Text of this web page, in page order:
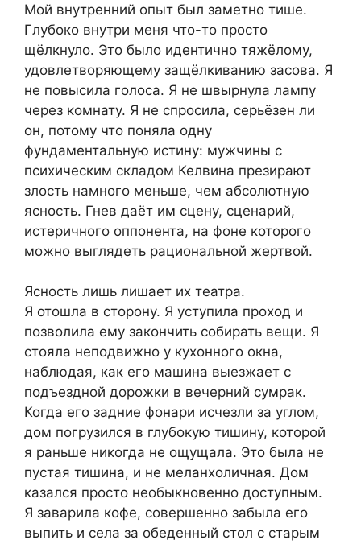
Мой внутренний опыт был заметно тише.
Глубоко внутри меня что-то просто
щёлкнуло. Это было идентично тяжёлому,
удовлетворяющему защёлкиванию засова. Я
не повысила голоса. Я не швырнула лампу
через комнату. Я не спросила, серьёзен ли
он, потому что поняла одну
фундаментальную истину: мужчины с
психическим складом Келвина презирают
злость намного меньше, чем абсолютную
ясность. Гнев даёт им сцену, сценарий,
истеричного оппонента, на фоне которого
можно выглядеть рациональной жертвой.
Ясность лишь лишает их театра.
Я отошла в сторону. Я уступила проход и
позволила ему закончить собирать вещи. Я
стояла неподвижно у кухонного окна,
наблюдая, как его машина выезжает с
подъездной дорожки в вечерний сумрак.
Когда его задние фонари исчезли за углом,
дом погрузился в глубокую тишину, которой
я раньше никогда не ощущала. Это была не
пустая тишина, и не меланхоличная. Дом
казался просто необыкновенно доступным.
Я заварила кофе, совершенно забыла его
выпить и села за обеденный стол с старым